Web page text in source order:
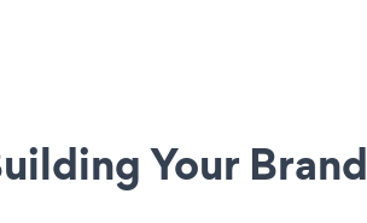
Your Brand